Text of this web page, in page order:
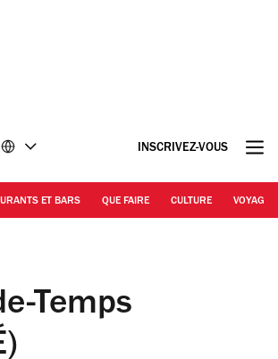
INSCRIVEZ-VOUS
ET BARS QUE FAIRE CULTURE VOYAGE
Temps